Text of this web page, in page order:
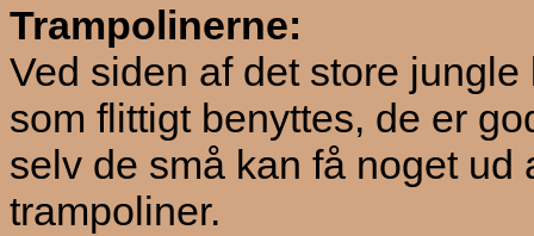
Trampolinerne:
Ved siden af det store
som flittigt benyttes, de er
selv de små kan få noget
trampoliner.